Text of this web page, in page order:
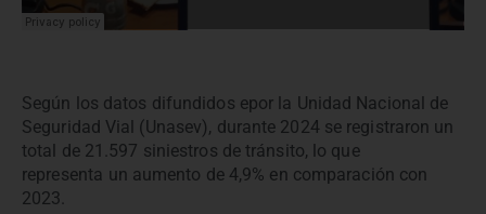
Según los datos difundidos epor la Unidad Nacional de
Seguridad Vial (Unasev), durante 2024 se registraron un
total de 21.597 siniestros de tránsito, lo que
representa un aumento de 4,9% en comparación con
2023.